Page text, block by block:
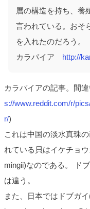
層の構造を持ち、養
言われている。おそ
を入れたのだろう。
カラパイア http://
カラパイアの記事。間
s://www.reddit.com/r/
r/)
これは中国の淡水真珠
れている貝はイケチョ
mingii)なのである。 ド
は違う。
また、日本ではドブガ